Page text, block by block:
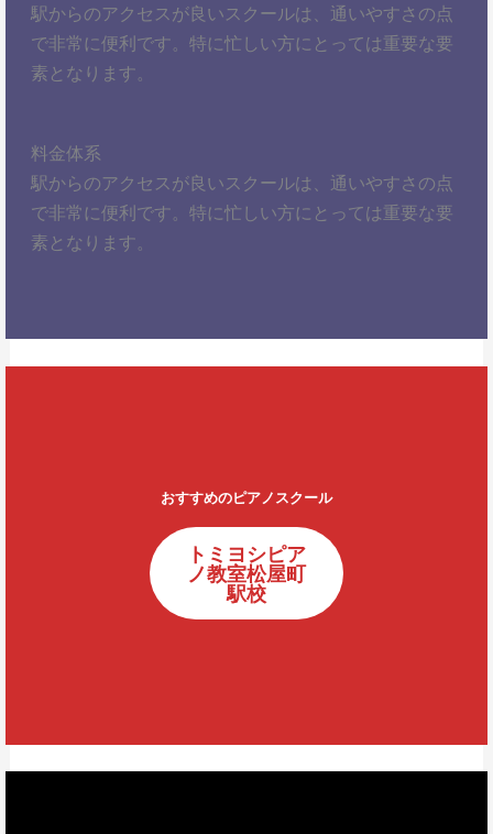
駅からのアクセスが良いスクールは、通いやすさの点
で非常に便利です。特に忙しい方にとっては重要な要
素となります。
料金体系
駅からのアクセスが良いスクールは、通いやすさの点
で非常に便利です。特に忙しい方にとっては重要な要
素となります。
おすすめのピアノスクール
トミヨシピア
ノ教室松屋町
駅校